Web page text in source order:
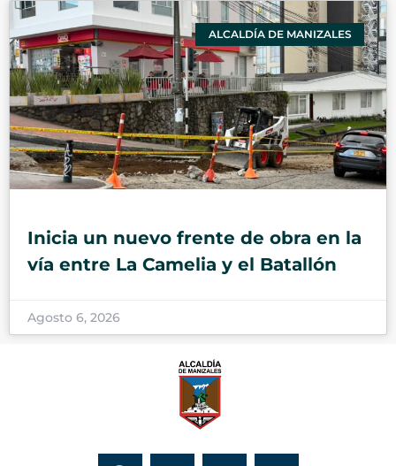
ALCALDÍA DE MANIZALES
Inicia un nuevo frente de obra en la
vía entre La Camelia y el Batallón
Agosto 6, 2026